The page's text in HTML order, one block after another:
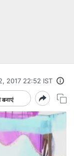
2017 22:52 IST